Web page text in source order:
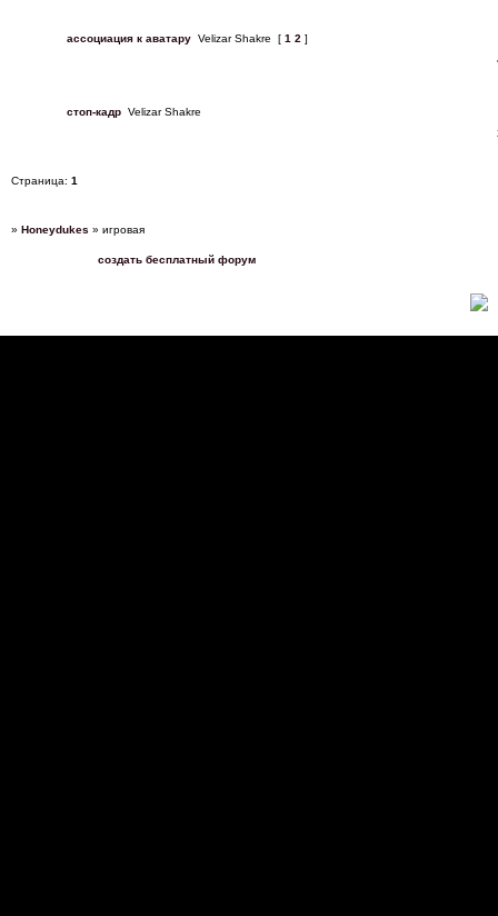
ассоциация к аватару Velizar Shakre [ 1 2 ]
стоп-кадр Velizar Shakre
Страница: 1
» Honeydukes » игровая
создать бесплатный форум